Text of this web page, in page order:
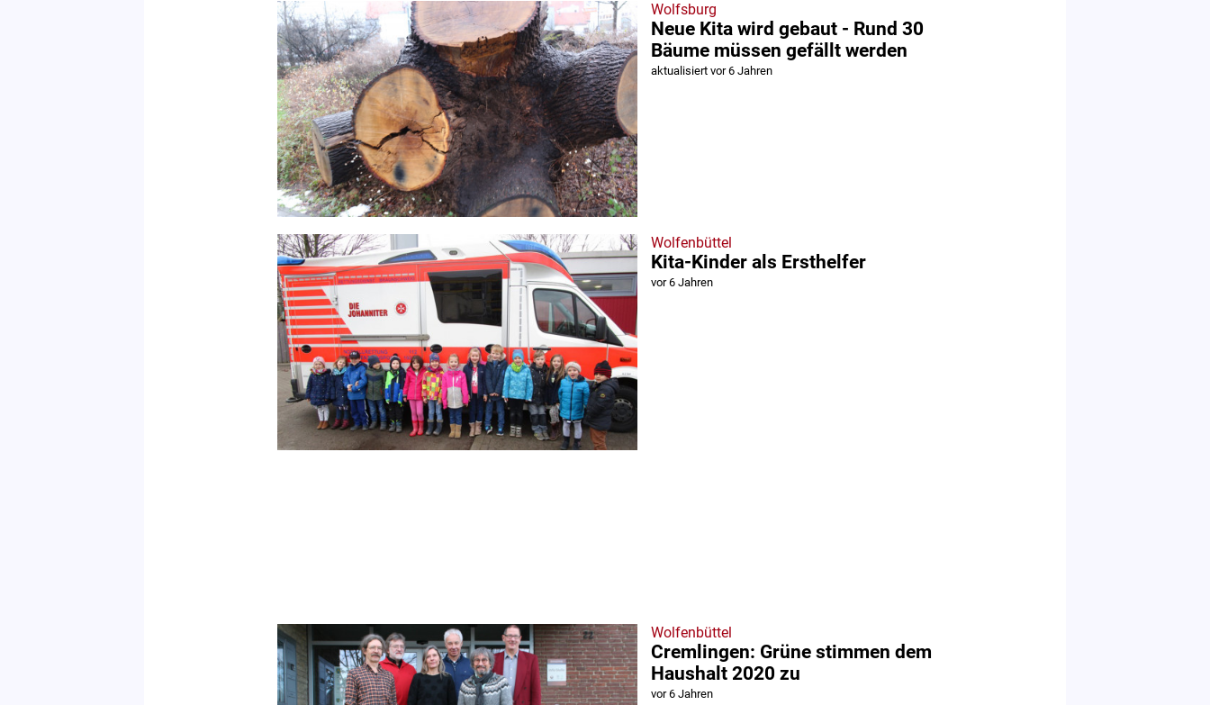
Wolfsburg
Neue Kita wird gebaut - Rund 30
Bäume müssen gefällt werden
aktualisiert vor 6 Jahren
Wolfenbüttel
Kita-Kinder als Ersthelfer
vor 6 Jahren
Wolfenbüttel
Cremlingen: Grüne stimmen dem
Haushalt 2020 zu
vor 6 Jahren